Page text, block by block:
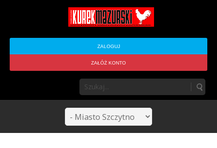
ZALOGUJ
ZAŁÓŻ KONTO